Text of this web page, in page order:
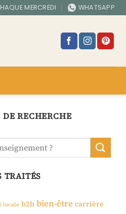
MERCREDI WHATSAPP
DE RECHERCHE
TRAITÉS
locale b2b bien-être carrière